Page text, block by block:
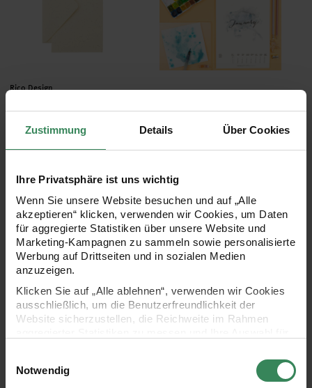
Zustimmung Details Über Cookies
Ihre Privatsphäre ist uns wichtig
Wenn Sie unsere Website besuchen und auf „Alle
akzeptieren“ klicken, verwenden wir Cookies, um Daten
für aggregierte Statistiken über unsere Website und
Marketing-Kampagnen zu sammeln sowie personalisierte
Werbung auf Drittseiten und in sozialen Medien
anzuzeigen.
Klicken Sie auf „Alle ablehnen“, verwenden wir Cookies
ausschließlich, um die Benutzerfreundlichkeit der
Website sicherzustellen, die Reichweite im Rahmen
Ihre Einwilligung ist freiwillig und kann jederzeit über den
Link „Cookie-Einstellungen“ im Fußbereich der Seite
Notwendig
Hersteller:
Rico Design
Elfenbein C7/A7
20-teilig
Kalendergestaltung
LED-Lichterkette für Dekohaube silber 1,50m 15 Lichter
Dekohaube silber 1,50m 15
Paper Poetry Satinband
Paper Poetry Satinband